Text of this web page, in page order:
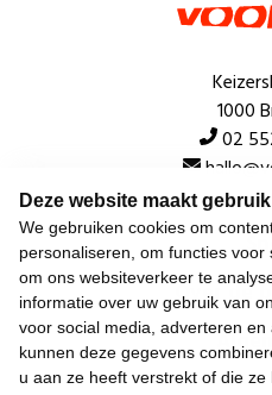
Deze website maakt
We gebruiken cookies om
personaliseren, om functies voor
om ons websiteverkeer te
informatie over uw gebruik van
voor social media, adverteren
kunnen deze gegevens
u aan ze heeft verstrekt of die
1000
02
Over de